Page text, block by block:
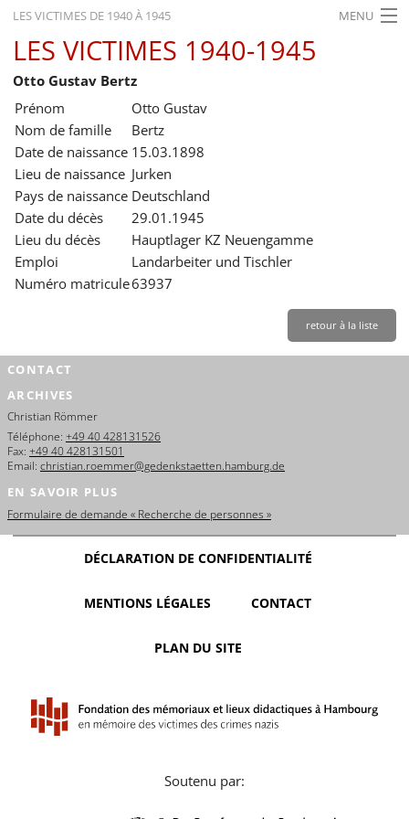
LES VICTIMES DE 1940 À 1945 MENU
ACCUEIL
ACTUALITÉS
EXPOSITIONS
HISTORIQUE
FORMATION
RECHERCHE
SERVICE
LES VICTIMES 1940-1945
Otto Gustav Bertz
Prénom
Otto Gustav
Nom de famille
Bertz
Date de naissance 15.03.1898
Lieu de naissance Jurken
Pays de naissance Deutschland
Date du décès
29.01.1945
Lieu du décès
Hauptlager KZ Neuengamme
Emploi
Landarbeiter und Tischler
Numéro matricule63937
retour à la liste
CONTACT
ARCHIVES
Christian Römmer
Téléphone: +49 40 428131526
Fax: +49 40 428131501
Email: christian.roemmer@gedenkstaetten.hamburg.de
EN SAVOIR PLUS
Formulaire de demande « Recherche de personnes »
DÉCLARATION DE CONFIDENTIALITÉ
MENTIONS LÉGALES CONTACT
PLAN DU SITE
Soutenu par: